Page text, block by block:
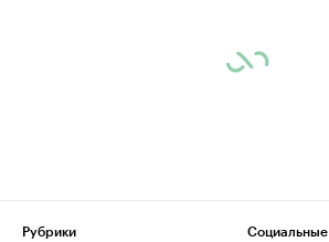
Рубрики
Социальные